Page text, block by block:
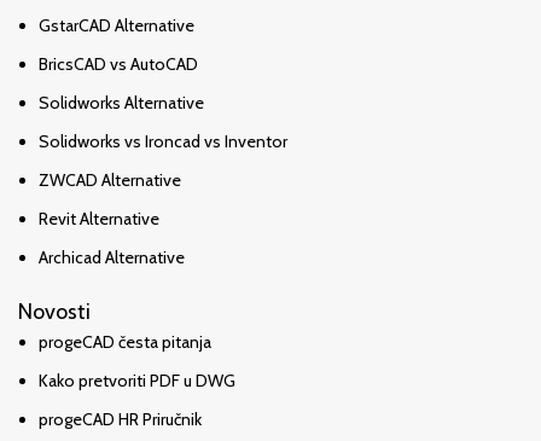
GstarCAD Alternative
BricsCAD vs AutoCAD
Solidworks Alternative
Solidworks vs Ironcad vs Inventor
ZWCAD Alternative
Revit Alternative
Archicad Alternative
Novosti
progeCAD česta pitanja
Kako pretvoriti PDF u DWG
progeCAD HR Priručnik